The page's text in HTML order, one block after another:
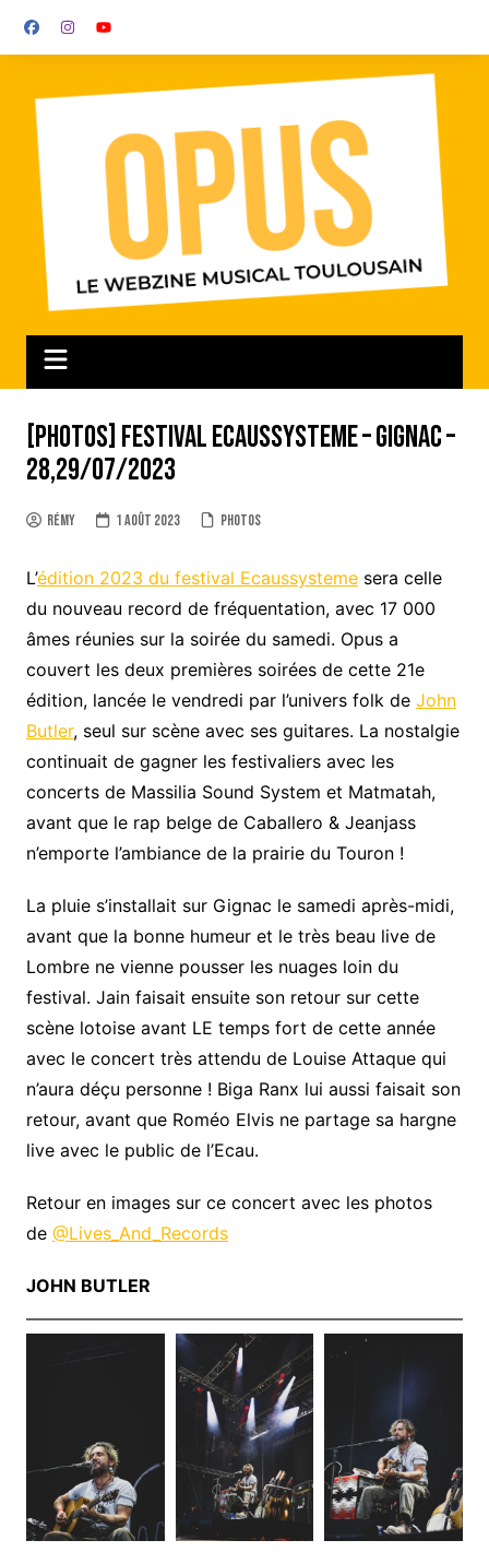
[Photos] Festival Ecaussysteme – Gignac –
28,29/07/2023
Rémy 1 août 2023 Photos
L’édition 2023 du festival Ecaussystemesera celle
du nouveau record de fréquentation, avec 17 000
âmes réunies sur la soirée du samedi. Opus a
couvert les deux premières soirées de cette 21e
édition, lancée le vendredi par l’univers folk de John
Butler, seul sur scène avec ses guitares. La nostalgie
continuait de gagner les festivaliers avec les
concerts de Massilia Sound System et Matmatah,
avant que le rap belge de Caballero & Jeanjass
n’emporte l’ambiance de la prairie du Touron !
La pluie s’installait sur Gignac le samedi après-midi,
avant que la bonne humeur et le très beau live de
Lombre ne vienne pousser les nuages loin du
festival. Jain faisait ensuite son retour sur cette
scène lotoise avant LE temps fort de cette année
avec le concert très attendu de Louise Attaque qui
n’aura déçu personne ! Biga Ranx lui aussi faisait son
retour, avant que Roméo Elvis ne partage sa hargne
live avec le public de l’Ecau.
Retour en images sur ce concert avec les photos
de @Lives_And_Records
JOHN BUTLER